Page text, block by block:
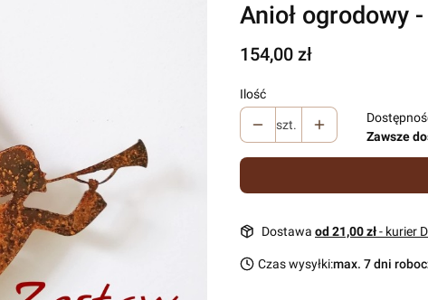
Anioł ogrodowy
Cena
154,00 zł
Ilość
szt.
Zawsze
Dostawa od 21,00 zł- kurier
Czas wysyłki:max. 7 dni